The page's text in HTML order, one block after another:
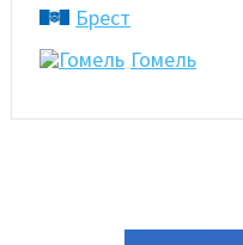
Брест
Гомель